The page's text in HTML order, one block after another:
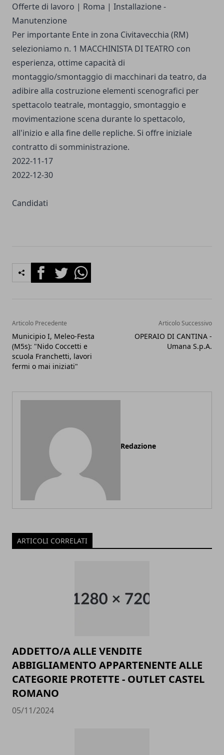
Offerte di lavoro | Roma | Installazione -
Manutenzione
Per importante Ente in zona Civitavecchia (RM)
selezioniamo n. 1 MACCHINISTA DI TEATRO con
esperienza, ottime capacità di
montaggio/smontaggio di macchinari da teatro, da
adibire alla costruzione elementi scenografici per
spettacolo teatrale, montaggio, smontaggio e
movimentazione scena durante lo spettacolo,
all'inizio e alla fine delle repliche. Si offre iniziale
contratto di somministrazione.
2022-11-17
2022-12-30
Candidati
FacebookTwitterWhatsapp
Articolo Precedente
Municipio I, Meleo-Festa
(M5s): "Nido Coccetti e
scuola Franchetti, lavori
fermi o mai iniziati"
Articolo Successivo
OPERAIO DI CANTINA -
Umana S.p.A.
Redazione
ARTICOLI CORRELATI
ADDETTO/A ALLE VENDITE
ABBIGLIAMENTO APPARTENENTE ALLE
CATEGORIE PROTETTE - OUTLET CASTEL
ROMANO
05/11/2024